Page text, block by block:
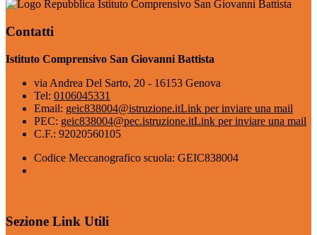
Istituto Comprensivo San Giovanni Battista
Contatti
Istituto Comprensivo San Giovanni Battista
via Andrea Del Sarto, 20 - 16153 Genova
Tel: 0106045331
Email: geic838004@istruzione.itLink per inviare una mail
PEC: geic838004@pec.istruzione.itLink per inviare una mail
C.F.: 92020560105
Codice Meccanografico scuola: GEIC838004
Sezione Link Utili